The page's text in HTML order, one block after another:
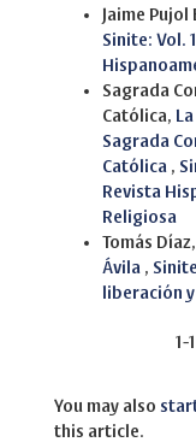
Jaime
Sinite: Vol.
Sagrada
Católica,
Sagrada
Católica ,
Revista
Religiosa
Tomás Díaz,
Ávila ,
liberación
1-
You may also
this article.